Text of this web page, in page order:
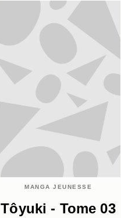
MANGA JEUNESSE
Tôyuki - Tome 03